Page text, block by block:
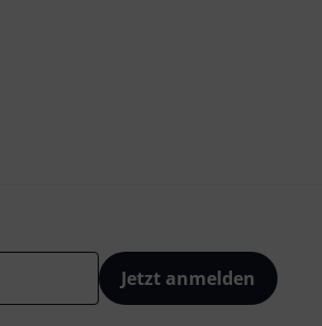
Jetzt anmelden